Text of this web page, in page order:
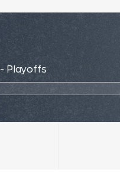
- Playoffs